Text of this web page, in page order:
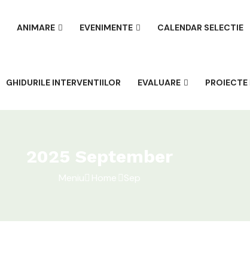
ANIMARE EVENIMENTE CALENDAR SELECTIE
GHIDURILE INTERVENTIILOR EVALUARE
2025 September
Meniu Home Sep